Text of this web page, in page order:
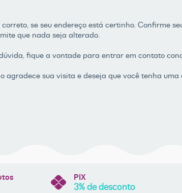
se seu endereço está certinho. Confirme
que nada seja alterado.
fique a vontade para entrar em contato
agradece sua visita e deseja que você tenha uma
PIX
3% de desconto